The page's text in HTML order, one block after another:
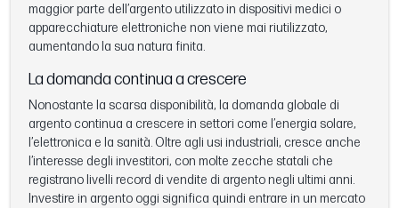
maggior parte dell’argento utilizzato in dispositivi medici o
apparecchiature elettroniche non viene mai riutilizzato,
aumentando la sua natura finita.
La domanda continua a crescere
Nonostante la scarsa disponibilità, la domanda globale di
argento continua a crescere in settori come l’energia solare,
l’elettronica e la sanità. Oltre agli usi industriali, cresce anche
l’interesse degli investitori, con molte zecche statali che
registrano livelli record di vendite di argento negli ultimi anni.
Investire in argento oggi significa quindi entrare in un mercato